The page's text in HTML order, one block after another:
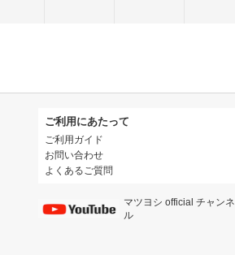
ご利用にあたって
ご利用ガイド
お問い合わせ
よくあるご質問
マツヨシ official チャンネ
ル